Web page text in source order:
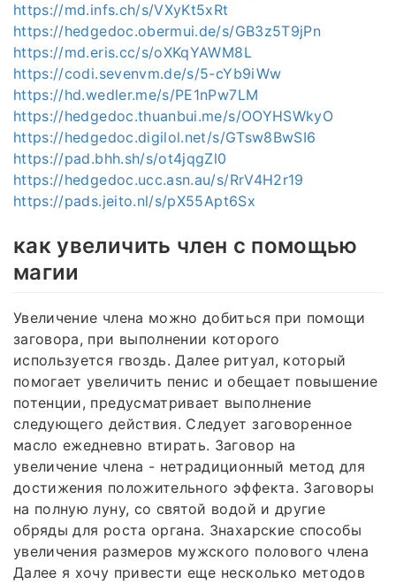
https://md.infs.ch/s/VXyKt5xRt
https://hedgedoc.obermui.de/s/GB3z5T9jPn
https://md.eris.cc/s/oXKqYAWM8L
https://codi.sevenvm.de/s/5-cYb9iWw
https://hd.wedler.me/s/PE1nPw7LM
https://hedgedoc.thuanbui.me/s/OOYHSWkyO
https://hedgedoc.digilol.net/s/GTsw8BwSI6
https://pad.bhh.sh/s/ot4jqgZl0
https://hedgedoc.ucc.asn.au/s/RrV4H2r19
https://pads.jeito.nl/s/pX55Apt6Sx
как увеличить член с помощью
магии
Увеличение члена можно добиться при помощи
заговора, при выполнении которого
используется гвоздь. Далее ритуал, который
помогает увеличить пенис и обещает повышение
потенции, предусматривает выполнение
следующего действия. Следует заговоренное
масло ежедневно втирать. Заговор на
увеличение члена - нетрадиционный метод для
достижения положительного эффекта. Заговоры
на полную луну, со святой водой и другие
обряды для роста органа. Знахарские способы
увеличения размеров мужского полового члена
Далее я хочу привести еще несколько методов